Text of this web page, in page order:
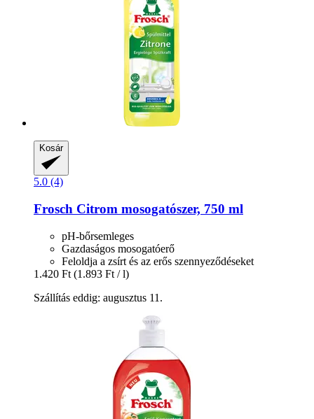
Kosár
5.0 (4)
Frosch Citrom mosogatószer, 750 ml
pH-bőrsemleges
Gazdaságos mosogatóerő
Feloldja a zsírt és az erős szennyeződéseket
1.420 Ft (1.893 Ft / l)
Szállítás eddig: augusztus 11.